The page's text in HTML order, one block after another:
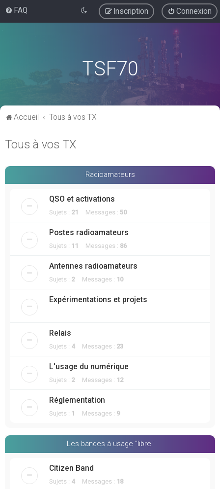
FAQ Connexion
Inscription
TSF70
Accueil Tous à vos TX
Tous à vos TX
Radioamateurs
QSO et activations
Sujets : 21 Messages : 50
Postes radioamateurs
Sujets : 11 Messages : 86
Antennes radioamateurs
Sujets : 2 Messages : 10
Expérimentations et projets
Relais
Sujets : 4Messages : 23
L'usage du numérique
Sujets : 2 Messages : 12
Réglementation
Sujets : 1 Messages : 9
Les bandes à usage "libre"
Citizen Band
Sujets : 4Messages : 18